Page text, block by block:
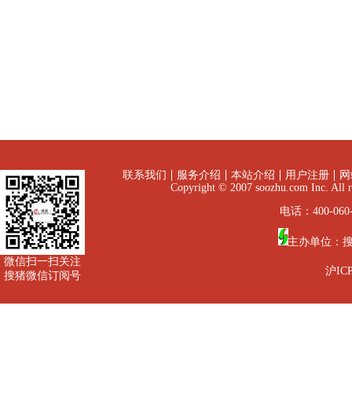
微信扫一扫关注
搜猪微信订阅号
联系我们 服务介绍 本站介绍 用户注册
Copyright © 2007 soozhu.com Inc.
电话：400-
主办单位：
沪